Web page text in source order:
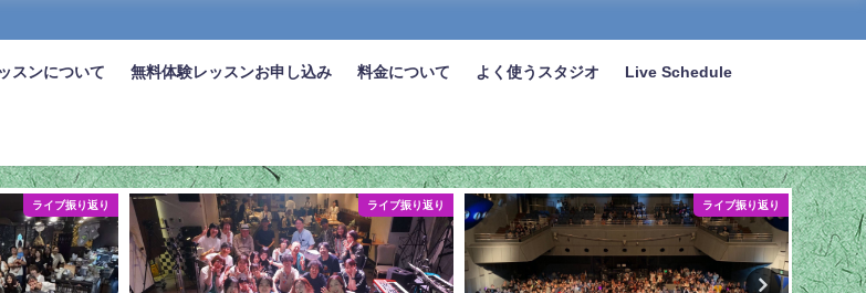
スンについて 無料体験レッスンお申し込み 料金について よく使うスタジオ Live Schedule
ライブ振り返り ライブ振り返り ライブ振り返り